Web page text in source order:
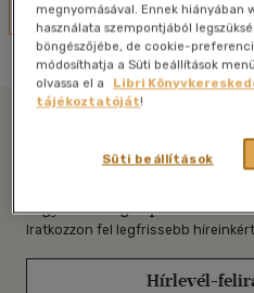
Művei
Nincs találat
Libri
Legyen mindig képben az
Iratkozzon fel legfrissebb
Hírlevél-
megnyomásával. Ennek hiányában
használata szempontjából
böngészőjébe, de cookie-
módosíthatja a Süti beállítások
olvassa el a
Libri
tájékoztatóját!
Süti beállítások